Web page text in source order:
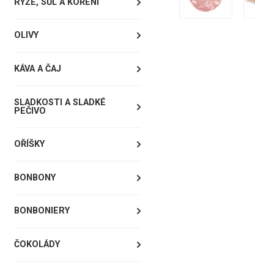
OLIVY
KÁVA A ČAJ
SLADKOSTI A SLADKÉ
PEČIVO
OŘÍŠKY
BONBONY
BONBONIERY
ČOKOLÁDY